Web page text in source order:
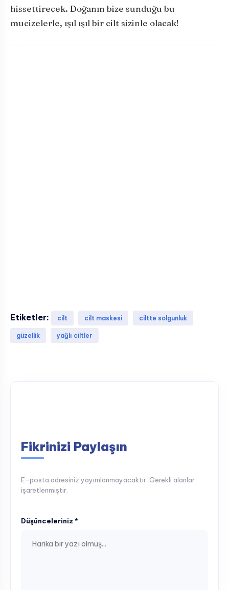
hissettirecek. Doğanın bize sunduğu bu
mucizelerle, ışıl ışıl bir cilt sizinle olacak!
Etiketler: cilt cilt maskesi ciltte solgunluk
güzellik yağlı ciltler
Fikrinizi Paylaşın
E-posta adresiniz yayımlanmayacaktır. Gerekli alanlar
işaretlenmiştir.
Düşünceleriniz *